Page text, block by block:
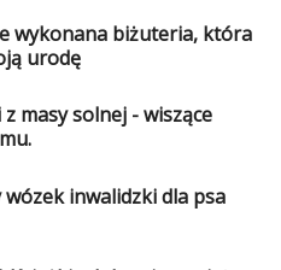
wykonana biżuteria, która
urodę
masy solnej - wiszące
wózek inwalidzki dla psa